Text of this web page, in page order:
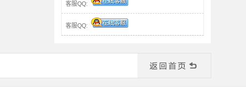
客服QQ:
客服QQ: